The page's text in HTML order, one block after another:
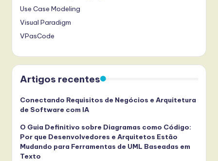
Use Case Modeling
Visual Paradigm
VPasCode
Artigos recentes
Conectando Requisitos de Negócios e Arquitetura
de Software com IA
O Guia Definitivo sobre Diagramas como Código:
Por que Desenvolvedores e Arquitetos Estão
Mudando para Ferramentas de UML Baseadas em
Texto